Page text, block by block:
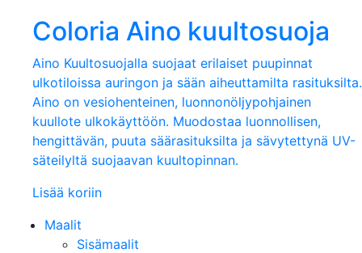
Coloria Aino kuultosuoja
Aino Kuultosuojalla suojaat erilaiset puupinnat
ulkotiloissa auringon ja sään aiheuttamilta rasituksilta.
Aino on vesiohenteinen, luonnonöljypohjainen
kuullote ulkokäyttöön. Muodostaa luonnollisen,
hengittävän, puuta säärasituksilta ja sävytettynä UV-
säteilyltä suojaavan kuultopinnan.
Lisää koriin
Maalit
Sisämaalit